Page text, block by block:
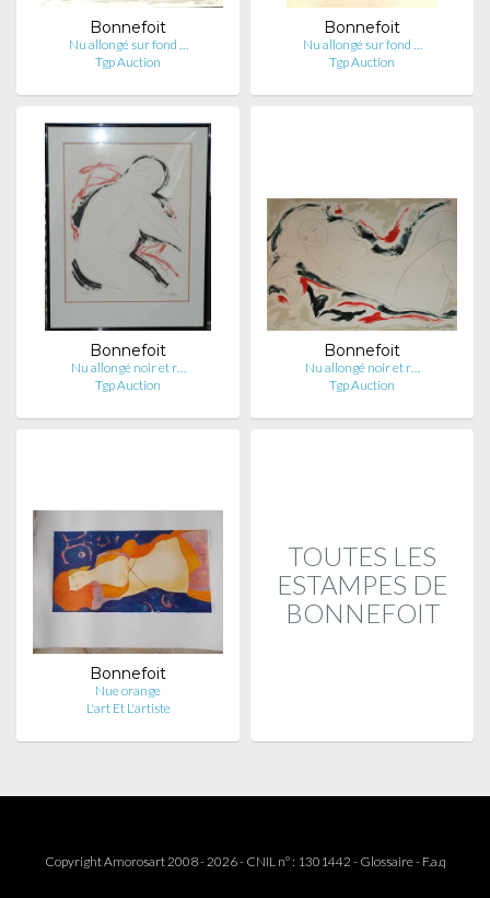
Bonnefoit
Nu allongé sur fond …
Tgp Auction
Bonnefoit
Nu allongé sur fond …
Tgp Auction
Bonnefoit
Nu allongé noir et r…
Tgp Auction
Bonnefoit
Nu allongé noir et r…
Tgp Auction
Bonnefoit
Nue orange
L'art Et L'artiste
TOUTES LES
ESTAMPES DE
BONNEFOIT
Copyright Amorosart 2008 - 2026 - CNIL n° : 1301442 - Glossaire- F.a.q